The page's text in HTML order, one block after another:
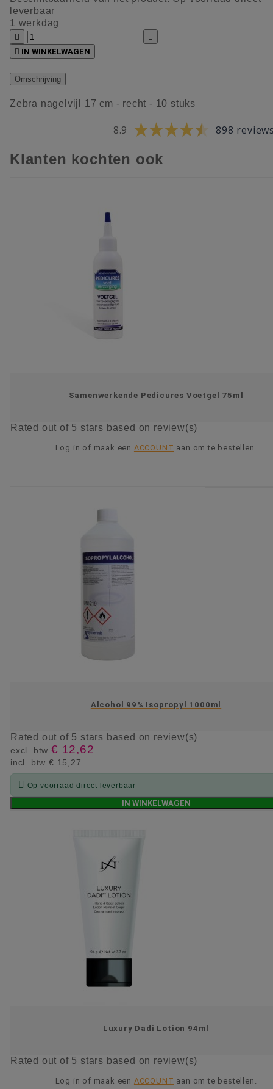
leverbaar
1 werkdag


 IN WINKELWAGEN
Omschrijving
Zebra nagelvijl 17 cm - recht - 10 stuks
8.9 898
Klanten kochten ook
Samenwerkende Pedicures Voetgel 75ml
Rated out of 5 stars based on review(s)
Log in of maak een ACCOUNT aan om te bestellen.
Alcohol 99% Isopropyl 1000ml
Rated out of 5 stars based on review(s)
excl. btw € 12,62
incl. btw € 15,27
 Op voorraad direct leverbaar
IN WINKELWAGEN
Luxury Dadi Lotion 94ml
Rated out of 5 stars based on review(s)
Log in of maak een ACCOUNT aan om te bestellen.